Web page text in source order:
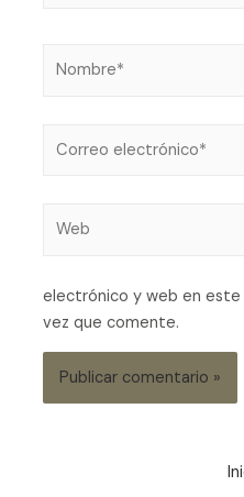
electrónico y web en este
vez que comente.